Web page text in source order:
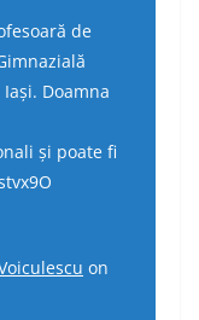
de
Doamna
şi poate fi
on